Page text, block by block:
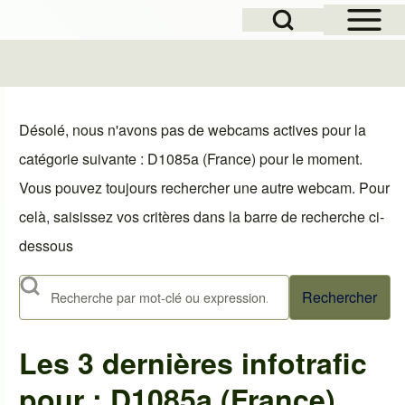
Open Sidebar
Open Search Block
Désolé, nous n'avons pas de webcams actives pour la
catégorie suivante : D1085a (France) pour le moment.
Vous pouvez toujours rechercher une autre webcam. Pour
celà, saisissez vos critères dans la barre de recherche ci-
dessous
Rechercher
Les 3 dernières infotrafic